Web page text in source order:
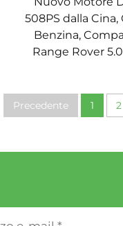
508PS dalla
Benzina,
Range Rover
Precedente 1 2